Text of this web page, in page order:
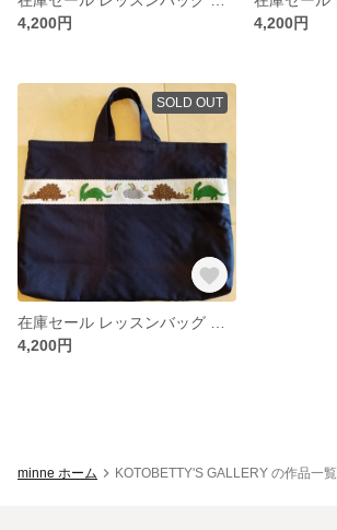
4,200円
4,200円
SOLD OUT
4,200円
minne ホーム KOTOBETTY'S GALLERY の作品一覧